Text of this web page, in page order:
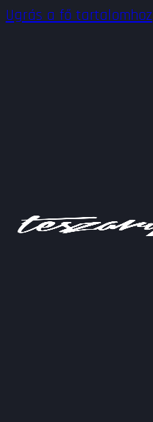
Ugrás a fő tartalomhoz